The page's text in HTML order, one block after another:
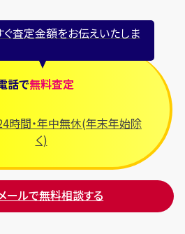
ぐ査定金額をお伝えいたしま
話で無料査定
時間・年中無休(年末年始除
く)
ールで無料相談する